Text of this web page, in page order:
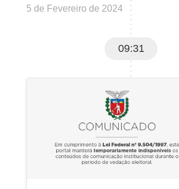
5 de Fevereiro de 2024
09:31